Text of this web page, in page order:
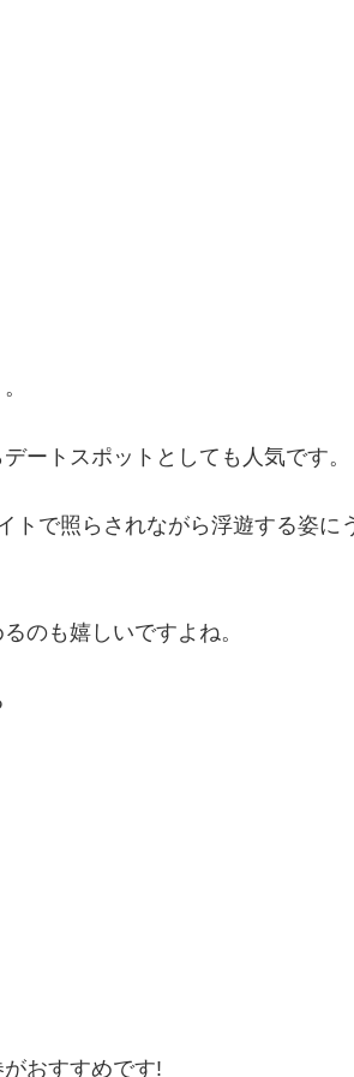
ートスポットとしても人気です。
トで照らされながら浮遊する姿に
のも嬉しいですよね。
おすすめです!